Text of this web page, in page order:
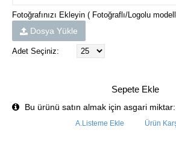
Fotoğrafınızı Ekleyin ( Fotoğraflı/Logolu
Dosya Yükle
Adet Seçiniz:
Sepete Ekle
Bu ürünü satın almak için asgari
A.Listeme Ekle Ürün